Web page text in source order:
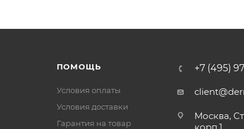
ПОМОЩЬ
Условия оплаты
Условия доставки
Гарантия на товар
+7 (495)
Москва,